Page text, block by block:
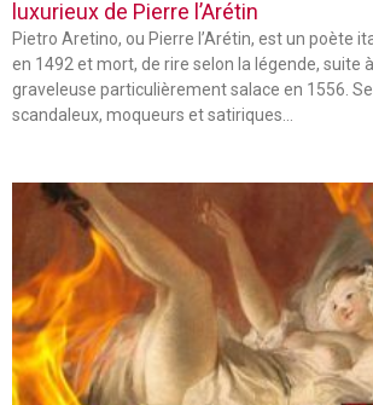
luxurieux de Pierre l’Arétin
Pietro Aretino, ou Pierre l’Arétin, est un poète
en 1492 et mort, de rire selon la légende, suite
graveleuse particulièrement salace en 1556.
scandaleux, moqueurs et satiriques…